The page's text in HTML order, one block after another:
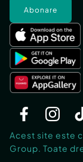
Abonare
Acest site este
Group. Toate